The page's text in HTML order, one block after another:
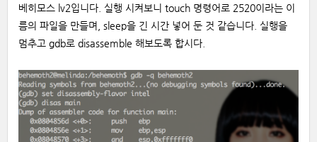
베히모스 lv2입니다. 실행 시켜보니 touch 명령어로 2520이라는 이
름의 파일을 만들며, sleep을 긴 시간 넣어 둔 것 같습니다. 실행을
멈추고 gdb로 disassemble 해보도록 합시다.